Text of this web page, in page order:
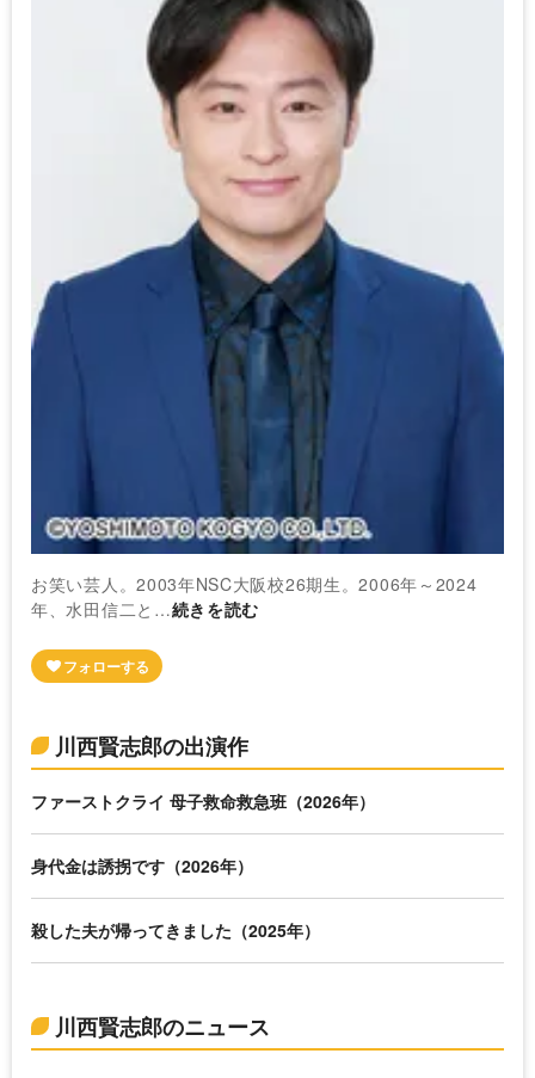
お笑い芸人。2003年NSC大阪校26期生。2006年～2024
年、水田信二と…続きを読む
川西賢志郎の出演作
ファーストクライ 母子救命救急班（2026年）
身代金は誘拐です（2026年）
殺した夫が帰ってきました（2025年）
川西賢志郎のニュース